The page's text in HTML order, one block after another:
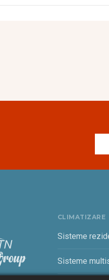
CLIMATIZARE
Sisteme
Sisteme